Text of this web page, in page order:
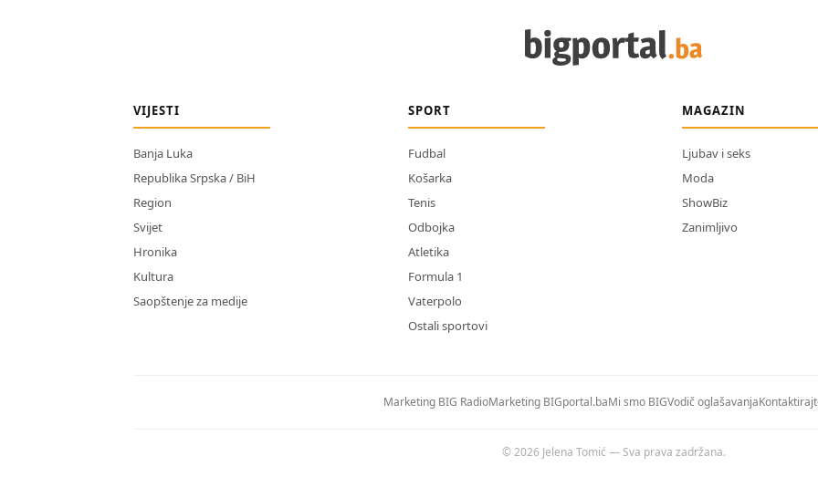
VIJESTI
Banja Luka
Republika Srpska / BiH
Region
Svijet
Hronika
Kultura
Saopštenje za medije
SPORT
Fudbal
Košarka
Tenis
Odbojka
Atletika
Formula 1
Vaterpolo
Ostali sportovi
MAGAZIN
Ljubav i seks
Moda
ShowBiz
Zanimljivo
Marketing BIG RadioMarketing BIGportal.baMi smo BIGVodič oglašavanja
© 2026 Jelena Tomić — Sva prava zadržana.